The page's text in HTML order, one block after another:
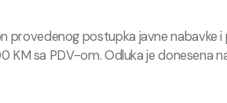
provedenog postupka javne nabavke
KM sa PDV-om. Odluka je donesena